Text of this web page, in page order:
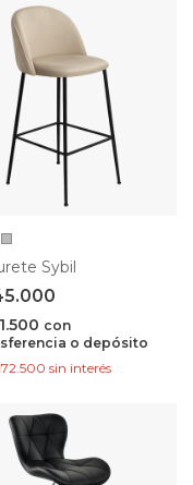
Sybil
con
o depósito
sin interés